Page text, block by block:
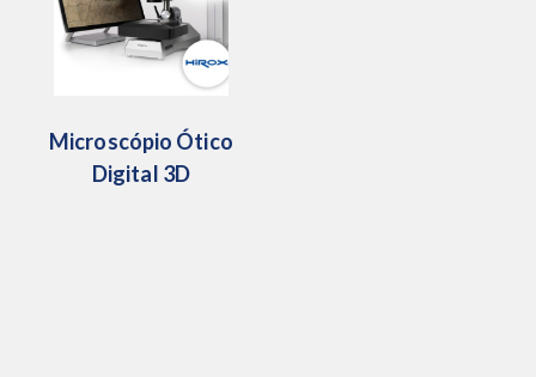
Microscópio Ótico
Digital 3D